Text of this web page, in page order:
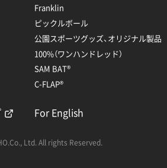
Franklin
ピックルボール
公園スポーツグッズ、オリジナル製品
100%（ワンハンドレッド）
SAM BAT®
C-FLAP®
For English
Ltd. All rights Reserved.